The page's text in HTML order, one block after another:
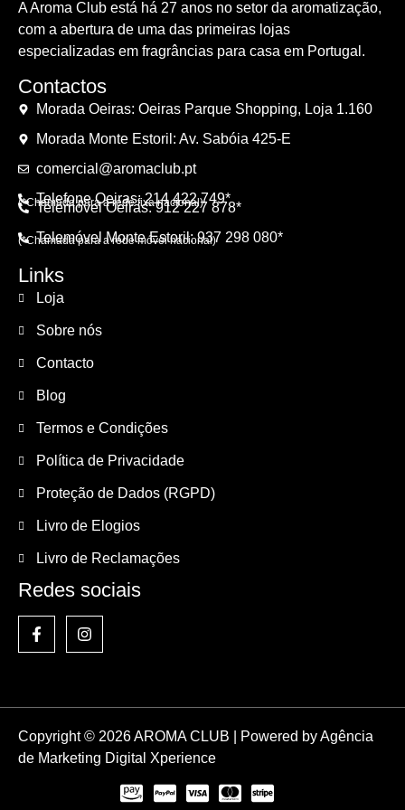
A Aroma Club está há 27 anos no setor da aromatização,
com a abertura de uma das primeiras lojas
especializadas em fragrâncias para casa em Portugal.
Contactos
Morada Oeiras: Oeiras Parque Shopping, Loja 1.160
Morada Monte Estoril: Av. Sabóia 425-E
comercial@aromaclub.pt
Telefone Oeiras: 214 422 749*
(*Chamada para a rede fixa nacional)
Telemóvel Oeiras: 912 227 878*
Telemóvel Monte Estoril: 937 298 080*
(*Chamada para a rede móvel nacional)
Links
Loja
Sobre nós
Contacto
Blog
Termos e Condições
Política de Privacidade
Proteção de Dados (RGPD)
Livro de Elogios
Livro de Reclamações
Redes sociais
Copyright © 2026 AROMA CLUB | Powered byAgência
de Marketing Digital Xperience